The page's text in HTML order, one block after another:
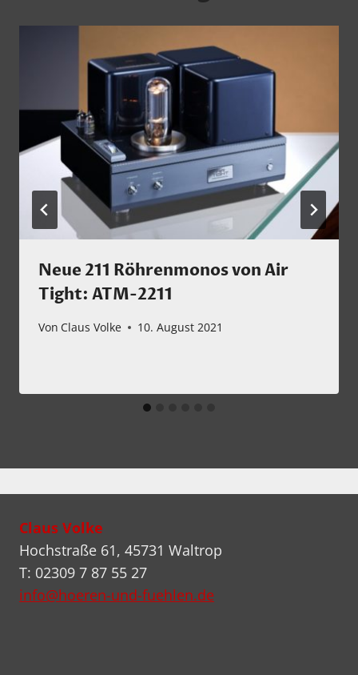
Neue 211 Röhrenmonos von Air
Tight: ATM-2211
Von Claus Volke 10. August 2021
Claus Volke
Hochstraße 61, 45731 Waltrop
T: 02309 7 87 55 27
info@hoeren-und-fuehlen.de